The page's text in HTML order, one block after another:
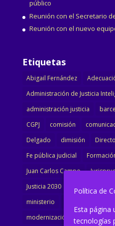
público
Reunión con el Secretario
Reunión con el nuevo
Etiquetas
Abigail Fernández
Administración de Justicia
administración justicia
CGPJ
comisión
Delgado
dimisión
Fe pública judicial
Juan Carlos Campo
Justicia 2030
letrados
ministerio
modernización
noticias
Política de
Esta página
tecnologías